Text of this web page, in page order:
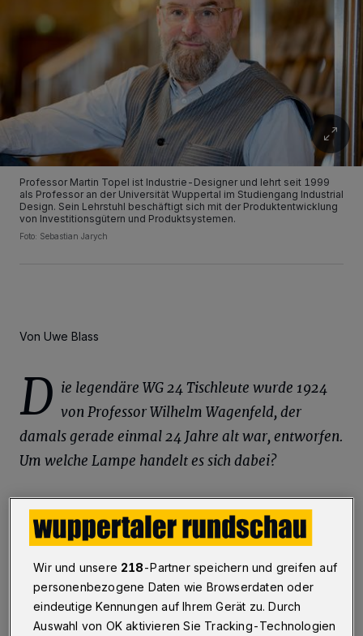
Professor Martin Topel ist Industrie-Designer und lehrt seit 1999
als Professor an der Universität Wuppertal im Studiengang Industrial
Design. Sein Lehrstuhl beschäftigt sich mit der Produktentwicklung
von Investitionsgütern und Produktsystemen.
Foto: Sebastian Jarych
Von Uwe Blass
D ie legendäre WG 24 Tischleute wurde 1924
von Professor Wilhelm Wagenfeld, der
damals gerade einmal 24 Jahre alt war, entworfen.
Um welche Lampe handelt es sich dabei?
Topel:„Die Leuchte WG 24 ist sicherlich eines
der bekanntesten Bauhausprodukte, was am
Jahre liegt. Sie wird schlicht ,Die Wagenfeld
Leuchte‘ genannt. Dies freut mich persönlich
sehr, da hier eine außergewöhnliche
Wir und unsere 218-Partner speichern und greifen auf
personenbezogene Daten wie Browserdaten oder
eindeutige Kennungen auf Ihrem Gerät zu. Durch
Auswahl von OK aktivieren Sie Tracking-Technologien